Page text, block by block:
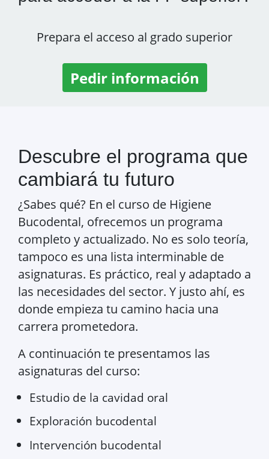
Prepara el acceso al grado superior
Pedir información
Descubre el programa que
cambiará tu futuro
¿Sabes qué? En el curso de Higiene
Bucodental, ofrecemos un programa
completo y actualizado. No es solo teoría,
tampoco es una lista interminable de
asignaturas. Es práctico, real y adaptado a
las necesidades del sector. Y justo ahí, es
donde empieza tu camino hacia una
carrera prometedora.
A continuación te presentamos las
asignaturas del curso:
Estudio de la cavidad oral
Exploración bucodental
Intervención bucodental